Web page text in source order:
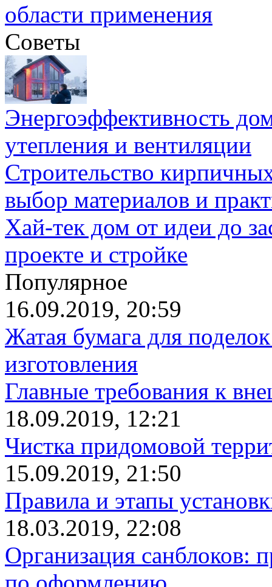
области применения
Советы
Энергоэффективность
утепления и вентиляции
Строительство
выбор материалов и
Хай-тек дом от идеи до
проекте и стройке
Популярное
16.09.2019, 20:59
Жатая бумага для
изготовления
Главные требования к
18.09.2019, 12:21
Чистка придомовой
15.09.2019, 21:50
Правила и этапы
18.03.2019, 22:08
Организация санблоков: